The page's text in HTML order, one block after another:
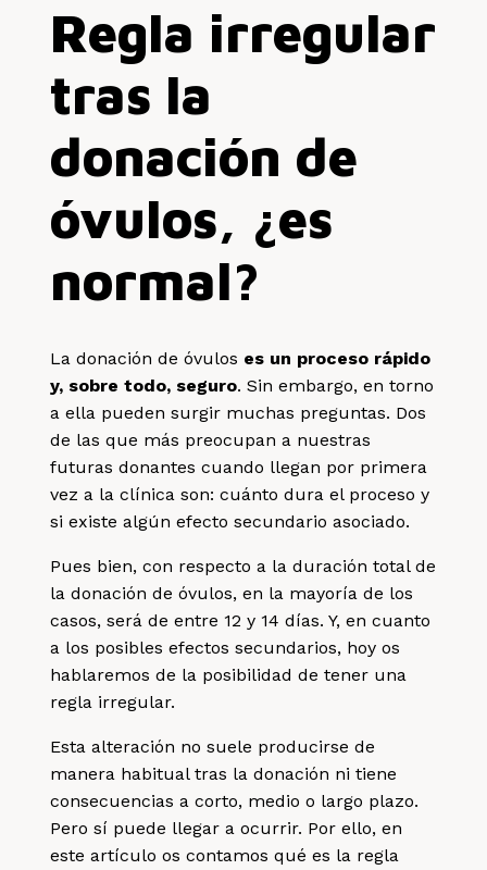
Regla irregular
tras la
donación de
óvulos, ¿es
normal?
La donación de óvulos es un proceso rápido
y, sobre todo, seguro. Sin embargo, en torno
a ella pueden surgir muchas preguntas. Dos
de las que más preocupan a nuestras
futuras donantes cuando llegan por primera
vez a la clínica son: cuánto dura el proceso y
si existe algún efecto secundario asociado.
Pues bien, con respecto a la duración total de
la donación de óvulos, en la mayoría de los
casos, será de entre 12 y 14 días. Y, en cuanto
a los posibles efectos secundarios, hoy os
hablaremos de la posibilidad de tener una
regla irregular.
Esta alteración no suele producirse de
manera habitual tras la donación ni tiene
consecuencias a corto, medio o largo plazo.
Pero sí puede llegar a ocurrir. Por ello, en
este artículo os contamos qué es la regla